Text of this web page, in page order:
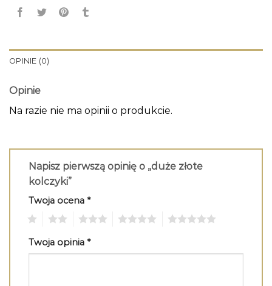
OPINIE (0)
Opinie
Na razie nie ma opinii o produkcie.
Napisz pierwszą opinię o „duże złote
kolczyki”
Twoja ocena *
Twoja opinia *